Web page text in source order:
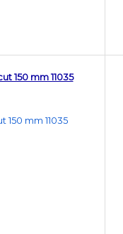
150 mm 11035